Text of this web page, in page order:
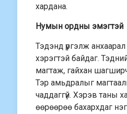
хардана.
Нумын ордны эмэгтэй
Тэдэнд үргэлж
хэрэгтэй байдаг.
магтаж, гайхан
Тэр амьдралыг
чаддаггүй. Хэрэв таны
өөрөөрөө бахархдаг